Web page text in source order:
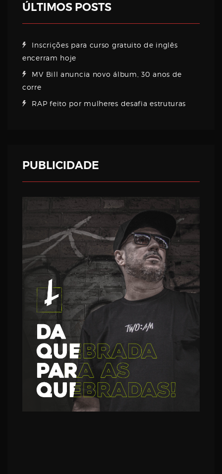
ÚLTIMOS POSTS
Inscrições para curso gratuito de inglês
encerram hoje
MV Bill anuncia novo álbum, 30 anos de
corre
RAP feito por mulheres desafia estruturas
PUBLICIDADE